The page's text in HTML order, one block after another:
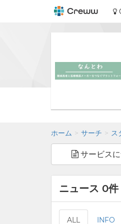
ホーム サーチ ス
サービス
ニュース 0件
ALL INFO